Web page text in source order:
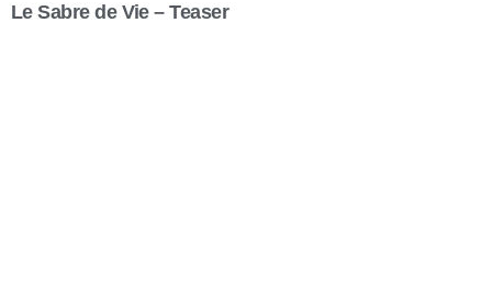
Le Sabre de Vie – Teaser